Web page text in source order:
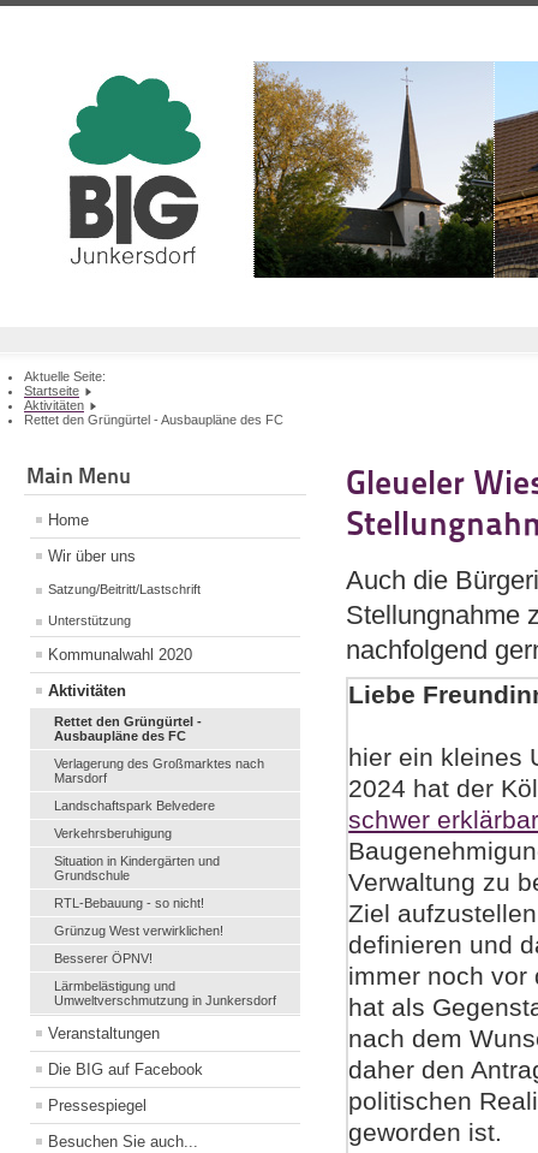
Aktuelle Seite:
Startseite
Aktivitäten
Rettet den Grüngürtel - Ausbaupläne des FC
Main Menu
Home
Wir über uns
Satzung/Beitritt/Lastschrift
Unterstützung
Kommunalwahl 2020
Aktivitäten
Rettet den Grüngürtel -
Ausbaupläne des FC
Verlagerung des Großmarktes nach
Marsdorf
Landschaftspark Belvedere
Verkehrsberuhigung
Situation in Kindergärten und
Grundschule
RTL-Bebauung - so nicht!
Grünzug West verwirklichen!
Besserer ÖPNV!
Lärmbelästigung und
Umweltverschmutzung in Junkersdorf
Veranstaltungen
Die BIG auf Facebook
Pressespiegel
Besuchen Sie auch...
Gleueler
Auch die
Stellungnahme
nachfolgend
Liebe
hier ein kleines
2024 hat der
schwer
Verwaltung zu
Ziel
definieren und
immer noch vor
hat als
nach dem
daher den
politischen
geworden ist.